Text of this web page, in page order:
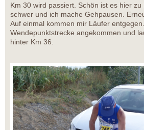
Km 30 wird passiert. Schön ist es hier
schwer und ich mache Gehpausen.
Auf einmal kommen mir Läufer
Wendepunktstrecke angekommen und
hinter Km 36.